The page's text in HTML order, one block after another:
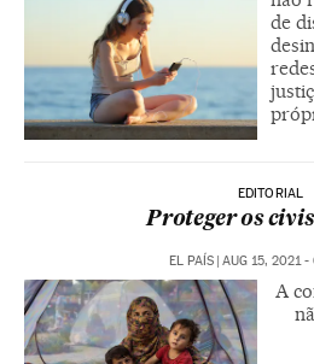
de
EDITORIAL
Proteger os
EL PAÍS | AUG 15, 2021 -
A